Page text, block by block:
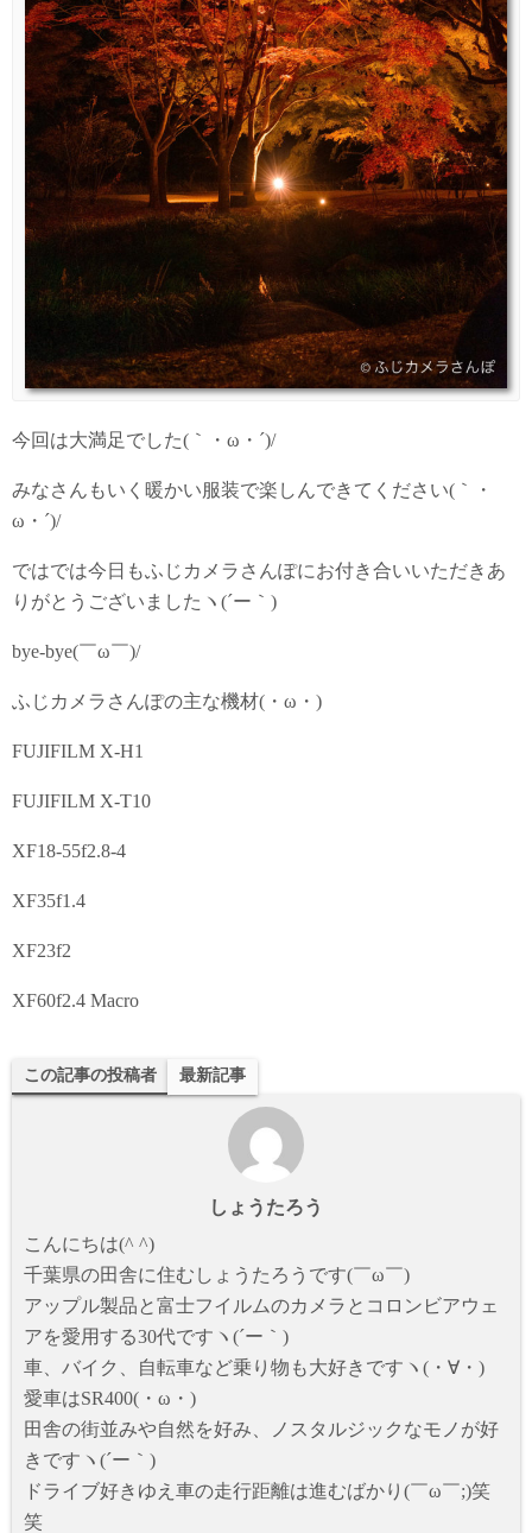
今回は大満足でした(｀・ω・´)/
みなさんもいく暖かい服装で楽しんできてください(｀・
ω・´)/
ではでは今日もふじカメラさんぽにお付き合いいただきあ
りがとうございましたヽ(´ー｀)
bye-bye(￣ω￣)/
ふじカメラさんぽの主な機材(・ω・)
FUJIFILM X-H1
FUJIFILM X-T10
XF18-55f2.8-4
XF35f1.4
XF23f2
XF60f2.4 Macro
この記事の投稿者 最新記事
しょうたろう
こんにちは(^ ^)
千葉県の田舎に住むしょうたろうです(￣ω￣)
アップル製品と富士フイルムのカメラとコロンビアウェ
アを愛用する30代ですヽ(´ー｀)
車、バイク、自転車など乗り物も大好きですヽ(・∀・)
愛車はSR400(・ω・)
田舎の街並みや自然を好み、ノスタルジックなモノが好
きですヽ(´ー｀)
ドライブ好きゆえ車の走行距離は進むばかり(￣ω￣;)笑
笑